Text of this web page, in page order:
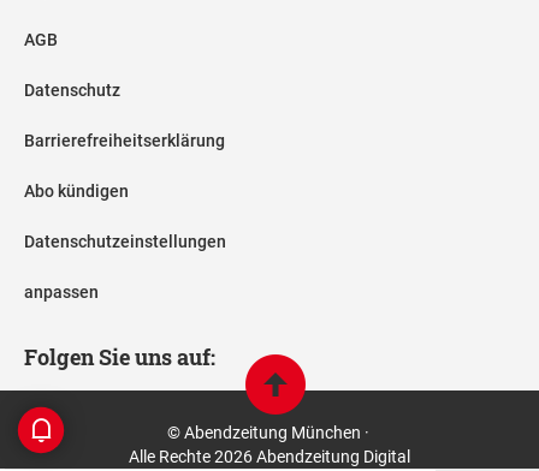
AGB
Datenschutz
Barrierefreiheitserklärung
Abo kündigen
Datenschutzeinstellungen
anpassen
Folgen Sie uns auf:
© Abendzeitung München ·
Alle Rechte 2026 Abendzeitung Digital